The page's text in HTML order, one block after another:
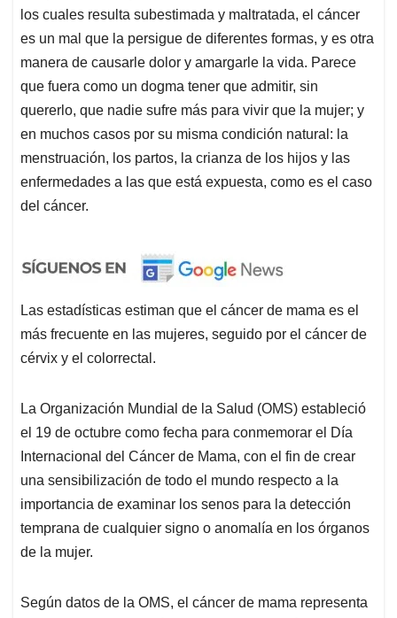
los cuales resulta subestimada y maltratada, el cáncer
es un mal que la persigue de diferentes formas, y es otra
manera de causarle dolor y amargarle la vida. Parece
que fuera como un dogma tener que admitir, sin
quererlo, que nadie sufre más para vivir que la mujer; y
en muchos casos por su misma condición natural: la
menstruación, los partos, la crianza de los hijos y las
enfermedades a las que está expuesta, como es el caso
del cáncer.
Las estadísticas estiman que el cáncer de mama es el
más frecuente en las mujeres, seguido por el cáncer de
cérvix y el colorrectal.
La Organización Mundial de la Salud (OMS) estableció
el 19 de octubre como fecha para conmemorar el Día
Internacional del Cáncer de Mama, con el fin de crear
una sensibilización de todo el mundo respecto a la
importancia de examinar los senos para la detección
temprana de cualquier signo o anomalía en los órganos
de la mujer.
Según datos de la OMS, el cáncer de mama representa